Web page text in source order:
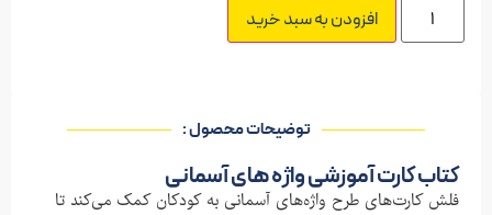
افزودن به سبد خرید
توضیحات محصول :​
کتاب کارت آموزشی واژه های آسمانی
فلش کارت‌های طرح واژه‌های آسمانی به کودکان کمک می‌کند تا